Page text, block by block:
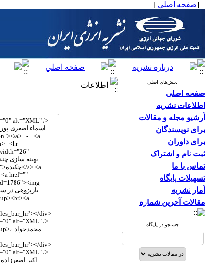
[صفحه اصلی ]
بخش‌های اصلی
صفحه اصلی
اطلاعات نشریه
آرشیو مجله و مقالات
برای نویسندگان
برای داوران
ثبت نام و اشتراک
تماس با ما
تسهیلات پایگاه
آمار نشریه
مقالات آخرین شماره
جستجو در پایگاه
اطلاعات